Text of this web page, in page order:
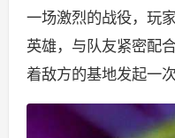
一场激烈的战役，玩
英雄，与队友紧密配
着敌方的基地发起一次